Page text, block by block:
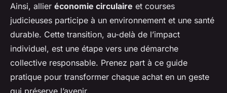
Ainsi, allier économie circulaire et courses
judicieuses participe à un environnement et une santé
durable. Cette transition, au-delà de l’impact
individuel, est une étape vers une démarche
collective responsable. Prenez part à ce guide
pratique pour transformer chaque achat en un geste